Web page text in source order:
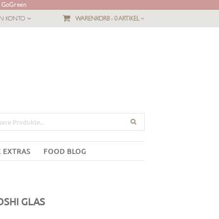
KONTO
WARENKORB - 0 ARTIKEL
EXTRAS FOOD BLOG
GLAS